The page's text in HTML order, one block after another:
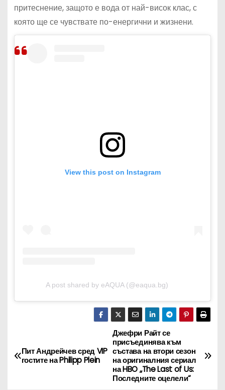
притеснение, защото е вода от най-висок клас, с
която ще се чувствате по-енергични и жизнени.
View this post on Instagram
A post shared by eAQUA (@eaqua.bg)
а
Джефри Райт се
присъединява към
състава на втори сезон
на оригиналния сериал
на HBO „The Last of Us:
Последните оцелели“
Пит Андрейчев сред VIP
гостите на Philipp Plein